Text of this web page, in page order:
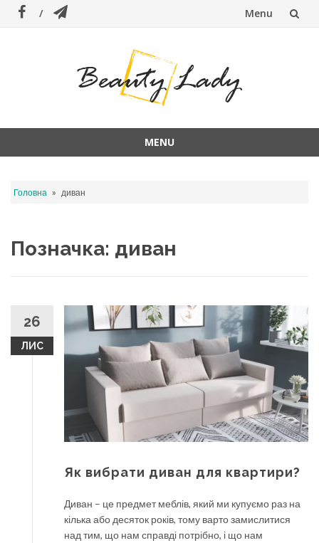
Menu
MENU
content
Головна » диван
Позначка: диван
26
ЛИС
Як вибрати диван для квартири?
Диван – це предмет меблів, який ми купуємо раз на
кілька або десяток років, тому варто замислитися
над тим, що нам справді потрібно, і що нам